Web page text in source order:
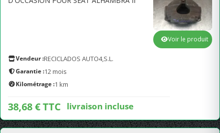
Vendeur :RECICLADOS AUTO4,S.L.
Garantie :12 mois
Kilométrage :1 km
38,68 € TTC livraison incluse
Voir le produit